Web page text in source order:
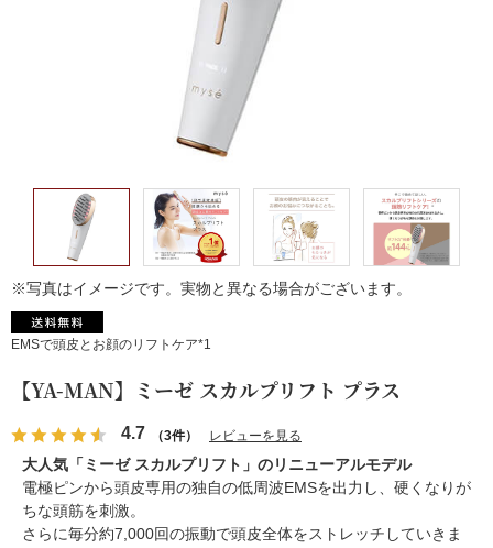
※写真はイメージです。実物と異なる場合がございます。
EMSで頭皮とお顔のリフトケア*1
【YA-MAN】ミーゼ スカルプリフト プラス
4.7 （3件） レビューを見る
大人気「ミーゼ スカルプリフト」のリニューアルモデル
電極ピンから頭皮専用の独自の低周波EMSを出力し、硬くなりが
ちな頭筋を刺激。
さらに毎分約7,000回の振動で頭皮全体をストレッチしていきま